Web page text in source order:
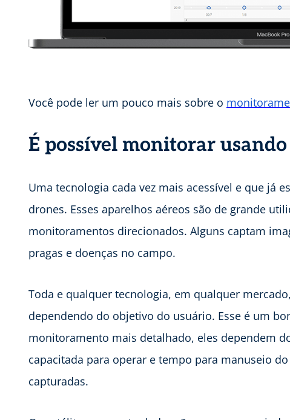
Você pode ler um pouco mais sobre o
É possível monitorar usando
Uma tecnologia cada vez mais acessível e que já
drones. Esses aparelhos aéreos são de grande
monitoramentos direcionados. Alguns captam
pragas e doenças no campo.
Toda e qualquer tecnologia, em qualquer
dependendo do objetivo do usuário. Esse é um
monitoramento mais detalhado, eles dependem
capacitada para operar e tempo para manuseio
capturadas.